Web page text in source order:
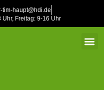
tim-haupt@hdi.de
Freitag: 9-16 Uhr